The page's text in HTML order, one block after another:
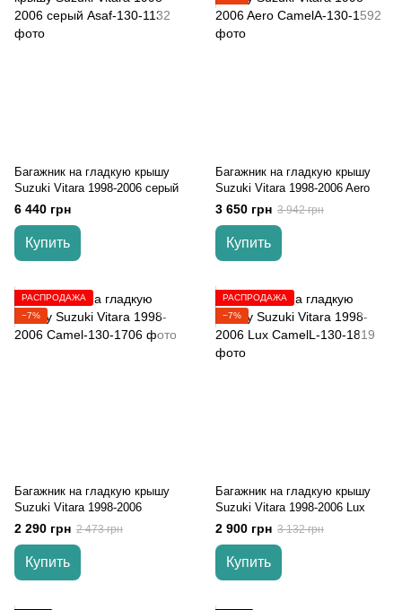
Багажник на гладкую крышу
Suzuki Vitara 1998-2006 серый
6 440 грн
Купить
Багажник на гладкую крышу
Suzuki Vitara 1998-2006 Aero
3 650 грн 3 942 грн
Купить
РАСПРОДАЖА
−7%
Багажник на гладкую крышу
Suzuki Vitara 1998-2006
2 290 грн 2 473 грн
Купить
РАСПРОДАЖА
−7%
Багажник на гладкую крышу
Suzuki Vitara 1998-2006 Lux
2 900 грн 3 132 грн
Купить